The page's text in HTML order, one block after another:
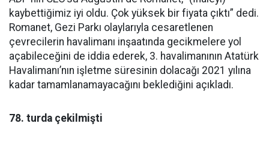
kaybettiğimiz iyi oldu. Çok yüksek bir fiyata çıktı” dedi.
Romanet, Gezi Parkı olaylarıyla cesaretlenen
çevrecilerin havalimanı inşaatında gecikmelere yol
açabileceğini de iddia ederek, 3. havalimanının Atatürk
Havalimanı’nın işletme süresinin dolacağı 2021 yılına
kadar tamamlanamayacağını beklediğini açıkladı.
78. turda çekilmişti